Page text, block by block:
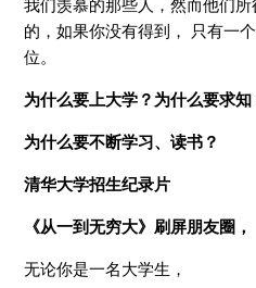
我们羡慕的那些人，然而他们
的，如果你没有得到， 只有一
位。
为什么要上大学？为什么要求知
为什么要不断学习、读书？
清华大学招生纪录片
《从一到无穷大》刷屏朋友圈，
无论你是一名大学生，